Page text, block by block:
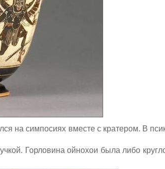
на симпосиях вместе с кратером. В
Горловина ойнохои была либо